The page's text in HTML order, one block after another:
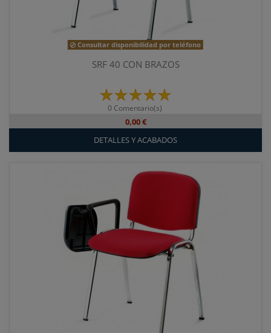
Consultar disponibilidad por teléfono
SRF 40 CON BRAZOS
0 Comentario(s)
0,00 €
DETALLES Y ACABADOS